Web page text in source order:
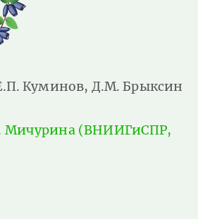
Куминов, Д.М. Брыксин
Мичурина (ВНИИГиСПР,